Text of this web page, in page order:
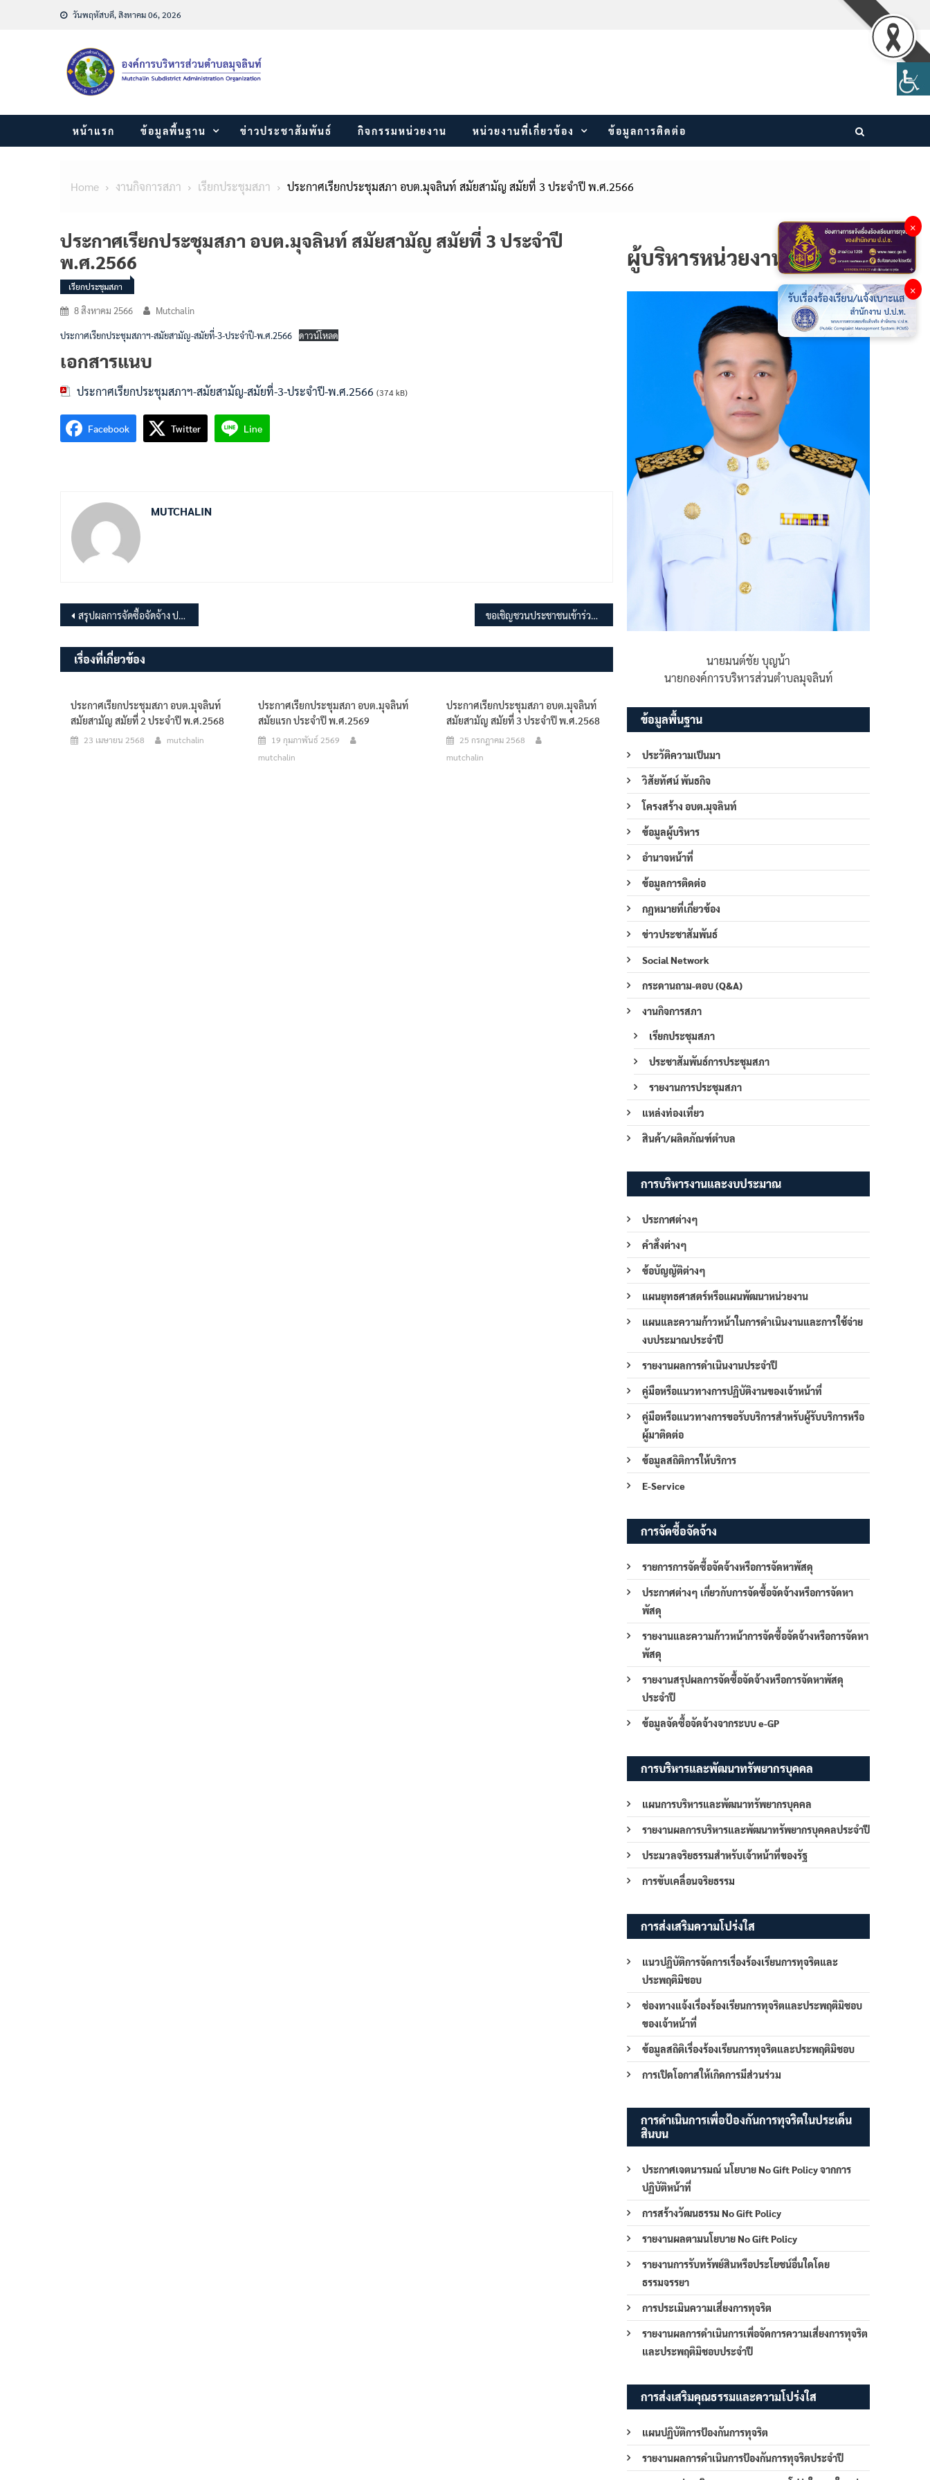
วันพฤหัสบดี, สิงหาคม 06, 2026
หน้าแรก ข้อมูลพื้นฐาน ข่าวประชาสัมพันธ์ กิจกรรมหน่วยงาน หน่วยงานที่เกี่ยวข้อง ข้อมูลการติดต่อ
Home งานกิจการสภา เรียกประชุมสภา ประกาศเรียกประชุมสภา อบต.มุจลินท์ สมัยสามัญ สมัยที่ 3 ประจำปี พ.ศ.2566
ประกาศเรียกประชุมสภา อบต.มุจลินท์ สมัยสามัญ สมัยที่ 3 ประจำปี
พ.ศ.2566
เรียกประชุมสภา
8 สิงหาคม 2566 Mutchalin
ประกาศเรียกประชุมสภาฯ-สมัยสามัญ-สมัยที่-3-ประจำปี-พ.ศ.2566 ดาวน์โหลด
เอกสารแนบ
ประกาศเรียกประชุมสภาฯ-สมัยสามัญ-สมัยที่-3-ประจำปี-พ.ศ.2566 (374 kB)
Facebook Twitter Line
MUTCHALIN
แนะแนว
เรื่อง
สรุปผลการจัดซื้อจัดจ้าง ประจำปีงบประมาณ พ.ศ.2566 เดือนกรกฎาคม 2566 ขอเชิญชวนประชาชนเข้าร่วมรับฟังการประชุมสภา อบต.มุจลินท์ สมัยสามัญ สมัยที่ 3 ครั้งที่ 1 ประจำปี พ.ศ.2566
เรื่องที่เกี่ยวข้อง
ประกาศเรียกประชุมสภา อบต.มุจลินท์
สมัยสามัญ สมัยที่ 2 ประจำปี พ.ศ.2568
23 เมษายน 2568 mutchalin
ประกาศเรียกประชุมสภา อบต.มุจลินท์
สมัยแรก ประจำปี พ.ศ.2569
19 กุมภาพันธ์ 2569
mutchalin
ประกาศเรียกประชุมสภา อบต.มุจลินท์
สมัยสามัญ สมัยที่ 3 ประจำปี พ.ศ.2568
25 กรกฎาคม 2568
mutchalin
ผู้บริหารหน่วยงาน
นายมนต์ชัย บุญน้า
นายกองค์การบริหารส่วนตำบลมุจลินท์
ข้อมูลพื้นฐาน
ประวัติความเป็นมา
วิสัยทัศน์ พันธกิจ
โครงสร้าง อบต.มุจลินท์
ข้อมูลผู้บริหาร
อำนาจหน้าที่
ข้อมูลการติดต่อ
กฎหมายที่เกี่ยวข้อง
ข่าวประชาสัมพันธ์
Social Network
กระดานถาม-ตอบ (Q&A)
งานกิจการสภา
เรียกประชุมสภา
ประชาสัมพันธ์การประชุมสภา
รายงานการประชุมสภา
แหล่งท่องเที่ยว
สินค้า/ผลิตภัณฑ์ตำบล
การบริหารงานและงบประมาณ
ประกาศต่างๆ
คำสั่งต่างๆ
ข้อบัญญัติต่างๆ
แผนยุทธศาสตร์หรือแผนพัฒนาหน่วยงาน
แผนและความก้าวหน้าในการดำเนินงานและการใช้จ่าย
งบประมาณประจำปี
รายงานผลการดำเนินงานประจำปี
คู่มือหรือแนวทางการปฏิบัติงานของเจ้าหน้าที่
คู่มือหรือแนวทางการขอรับบริการสำหรับผู้รับบริการหรือ
ผู้มาติดต่อ
ข้อมูลสถิติการให้บริการ
E-Service
การจัดซื้อจัดจ้าง
รายการการจัดซื้อจัดจ้างหรือการจัดหาพัสดุ
ประกาศต่างๆ เกี่ยวกับการจัดซื้อจัดจ้างหรือการจัดหา
พัสดุ
รายงานและความก้าวหน้าการจัดซื้อจัดจ้างหรือการจัดหา
พัสดุ
รายงานสรุปผลการจัดซื้อจัดจ้างหรือการจัดหาพัสดุ
ประจำปี
ข้อมูลจัดซื้อจัดจ้างจากระบบ e-GP
การบริหารและพัฒนาทรัพยากรบุคคล
แผนการบริหารและพัฒนาทรัพยากรบุคคล
รายงานผลการบริหารและพัฒนาทรัพยากรบุคคลประจำปี
ประมวลจริยธรรมสำหรับเจ้าหน้าที่ของรัฐ
การขับเคลื่อนจริยธรรม
การส่งเสริมความโปร่งใส
แนวปฏิบัติการจัดการเรื่องร้องเรียนการทุจริตและ
ประพฤติมิชอบ
ช่องทางแจ้งเรื่องร้องเรียนการทุจริตและประพฤติมิชอบ
ของเจ้าหน้าที่
ข้อมูลสถิติเรื่องร้องเรียนการทุจริตและประพฤติมิชอบ
การเปิดโอกาสให้เกิดการมีส่วนร่วม
การดำเนินการเพื่อป้องกันการทุจริตในประเด็น
สินบน
ประกาศเจตนารมณ์ นโยบาย No Gift Policy จากการ
ปฏิบัติหน้าที่
การสร้างวัฒนธรรม No Gift Policy
รายงานผลตามนโยบาย No Gift Policy
รายงานการรับทรัพย์สินหรือประโยชน์อื่นใดโดย
ธรรมจรรยา
การประเมินความเสี่ยงการทุจริต
รายงานผลการดำเนินการเพื่อจัดการความเสี่ยงการทุจริต
และประพฤติมิชอบประจำปี
การส่งเสริมคุณธรรมและความโปร่งใส
แผนปฏิบัติการป้องกันการทุจริต
รายงานผลการดำเนินการป้องกันการทุจริตประจำปี
×
×